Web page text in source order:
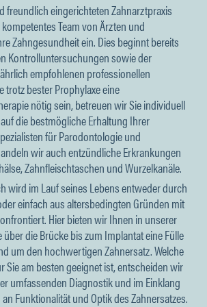
freundlich eingerichteten Zahnarztpraxis
Team von Ärzten und
Zahngesundheit ein. Dies beginnt bereits
Kontrolluntersuchungen sowie der
empfohlenen professionellen
trotz bester Prophylaxe eine
nötig sein, betreuen wir Sie individuell
die bestmögliche Erhaltung Ihrer
für Parodontologie und
wir auch entzündliche Erkrankungen
Zahnfleischtaschen und Wurzelkanäle.
wird im Lauf seines Lebens entweder durch
einfach aus altersbedingten Gründen mit
Hier bieten wir Ihnen in unserer
über die Brücke bis zum Implantat eine Fülle
um den hochwertigen Zahnersatz. Welche
Sie am besten geeignet ist, entscheiden wir
umfassenden Diagnostik und im Einklang
Funktionalität und Optik des Zahnersatzes.